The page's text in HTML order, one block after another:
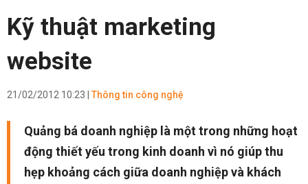
Kỹ thuật marketing
website
21/02/2012 10:23 | Thông tin công nghệ
Quảng bá doanh nghiệp là một trong những hoạt
động thiết yếu trong kinh doanh vì nó giúp thu
hẹp khoảng cách giữa doanh nghiệp và khách